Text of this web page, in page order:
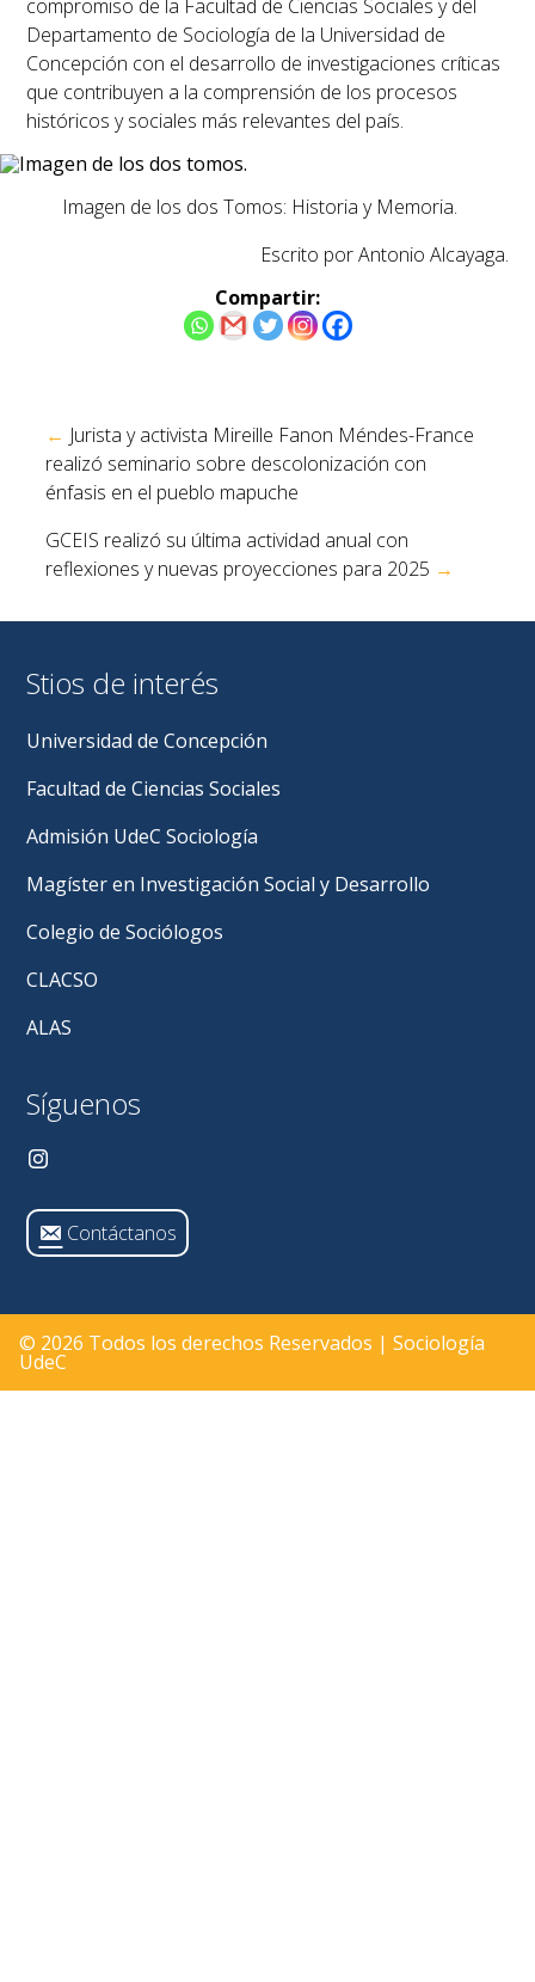
compromiso de la Facultad de Ciencias Sociales y del
Departamento de Sociología de la Universidad de
Concepción con el desarrollo de investigaciones críticas
que contribuyen a la comprensión de los procesos
históricos y sociales más relevantes del país.
Imagen de los dos Tomos: Historia y Memoria.
Escrito por Antonio Alcayaga.
Compartir:
entradas
← Jurista y activista Mireille Fanon Méndes-France
realizó seminario sobre descolonización con
énfasis en el pueblo mapuche
GCEIS realizó su última actividad anual con
reflexiones y nuevas proyecciones para 2025 →
Stios de interés
Universidad de Concepción
Facultad de Ciencias Sociales
Admisión UdeC Sociología
Magíster en Investigación Social y Desarrollo
Colegio de Sociólogos
CLACSO
ALAS
Síguenos
Contáctanos
© 2026 Todos los derechos Reservados | Sociología
UdeC